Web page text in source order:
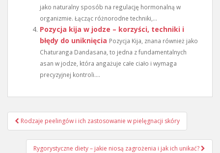
jako naturalny sposób na regulację hormonalną w
organizmie. Łącząc różnorodne techniki,...
Pozycja kija w jodze – korzyści, techniki i
błędy do uniknięcia Pozycja Kija, znana również jako
Chaturanga Dandasana, to jedna z fundamentalnych
asan w jodze, która angażuje całe ciało i wymaga
precyzyjnej kontroli....
Nawigacja
wpisu
Rodzaje peelingów i ich zastosowanie w pielęgnacji skóry
Rygorystyczne diety – jakie niosą zagrożenia i jak ich unikać?